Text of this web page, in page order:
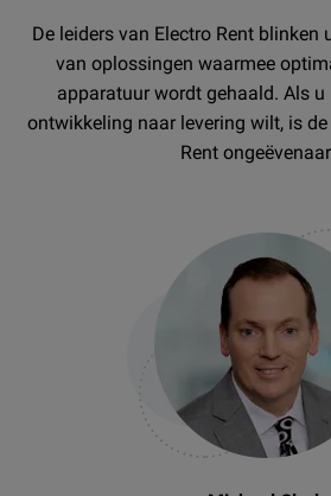
De leiders van Electro Rent blinken
van oplossingen waarmee
apparatuur wordt gehaald. Als
ontwikkeling naar levering wilt, is
Rent